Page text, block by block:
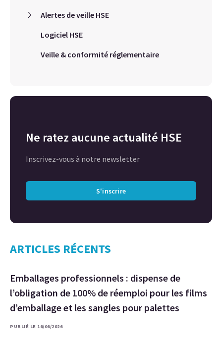
Alertes de veille HSE
Logiciel HSE
Veille & conformité réglementaire
Ne ratez aucune actualité HSE
Inscrivez-vous à notre newsletter
S'inscrire
ARTICLES RÉCENTS
Emballages professionnels : dispense de
l’obligation de 100% de réemploi pour les films
d’emballage et les sangles pour palettes
PUBLIÉ LE 16/06/2026